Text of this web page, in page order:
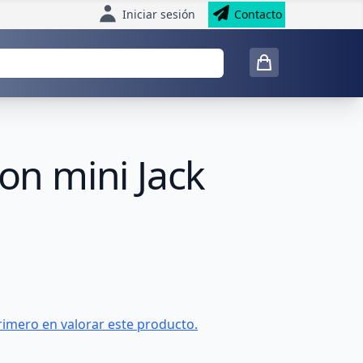
Iniciar sesión Contacto
mini Jack
en valorar este producto.